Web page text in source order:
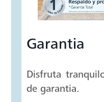
Garantia
Disfruta
de garantia.